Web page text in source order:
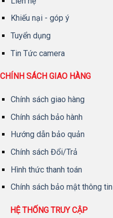
Khiếu nại - góp ý
Tuyển dụng
Tin Tức camera
CHÍNH SÁCH GIAO HÀNG
Chính sách giao hàng
Chính sách bảo hành
Hướng dẫn bảo quản
Chính sách Đổi/Trả
Hình thức thanh toán
Chính sách bảo mật thông tin
HỆ THỐNG TRUY CẬP